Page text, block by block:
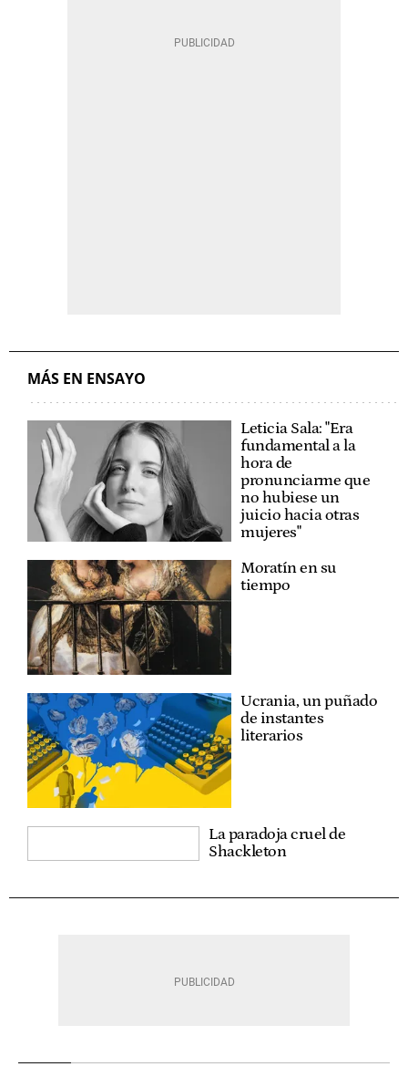
MÁS EN ENSAYO
Leticia Sala: "Era
fundamental a la
hora de
pronunciarme que
no hubiese un
juicio hacia otras
mujeres"
Moratín en su
tiempo
Ucrania, un puñado
de instantes
literarios
La paradoja cruel de
Shackleton